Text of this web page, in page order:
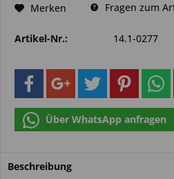
Merken Fragen zum
Artikel-Nr.: 14.1-0277
Über WhatsApp anfragen
Beschreibung